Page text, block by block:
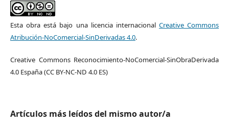
Esta obra está bajo una licencia internacional Creative Commons
Atribución-NoComercial-SinDerivadas 4.0.
Creative Commons Reconocimiento-NoComercial-SinObraDerivada
4.0 España (CC BY-NC-ND 4.0 ES)
Artículos más leídos del mismo autor/a